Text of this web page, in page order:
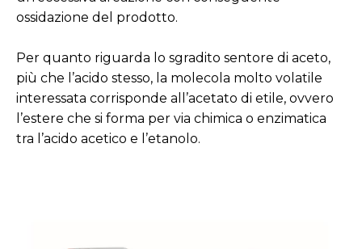
ossidazione del prodotto.
Per quanto riguarda lo sgradito sentore di aceto,
più che l’acido stesso, la molecola molto volatile
interessata corrisponde all’acetato di etile, ovvero
l’estere che si forma per via chimica o enzimatica
tra l’acido acetico e l’etanolo.